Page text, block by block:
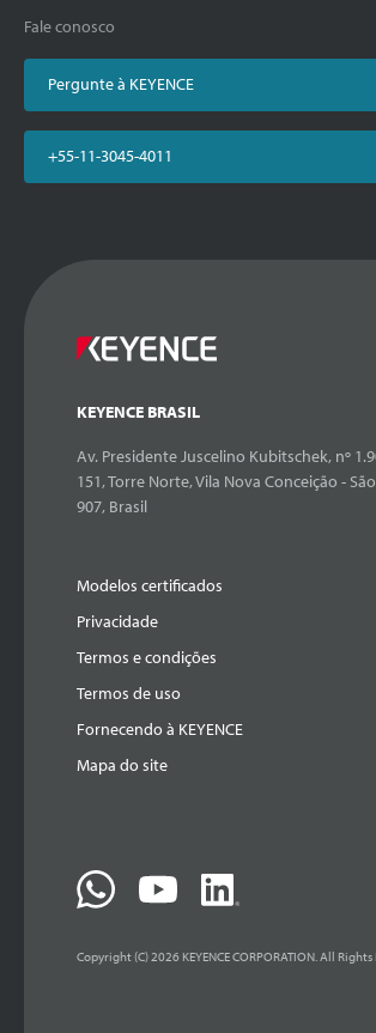
Fale conosco
Pergunte à KEYENCE
+55-11-3045-4011
KEYENCE BRASIL
Av. Presidente Juscelino Kubitschek, nº
151, Torre Norte, Vila Nova Conceição -
907, Brasil
Modelos certificados
Privacidade
Termos e condições
Termos de uso
Fornecendo à KEYENCE
Mapa do site
Copyright (C) 2026 KEYENCE CORPORATION. All Rights